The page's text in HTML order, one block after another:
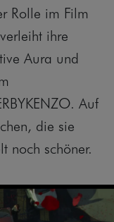
Rolle im Film
ihre
Aura und
Auf
die sie
noch schöner.